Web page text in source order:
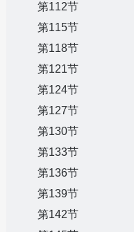
第112节
第115节
第118节
第121节
第124节
第127节
第130节
第133节
第136节
第139节
第142节